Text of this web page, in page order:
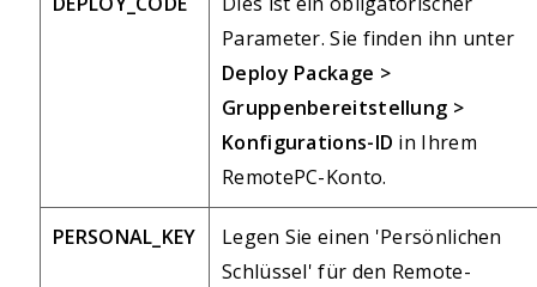
Parameter. Sie finden ihn unter
Deploy Package >
Gruppenbereitstellung >
Konfigurations-ID in Ihrem
RemotePC-Konto.
PERSONAL_KEY
Legen Sie einen 'Persönlichen
Schlüssel' für den Remote-